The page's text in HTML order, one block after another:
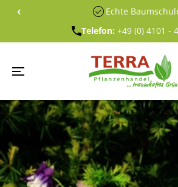
EN SIE ZU
‹ Echte
Telefon: +49 (0) 4101 -